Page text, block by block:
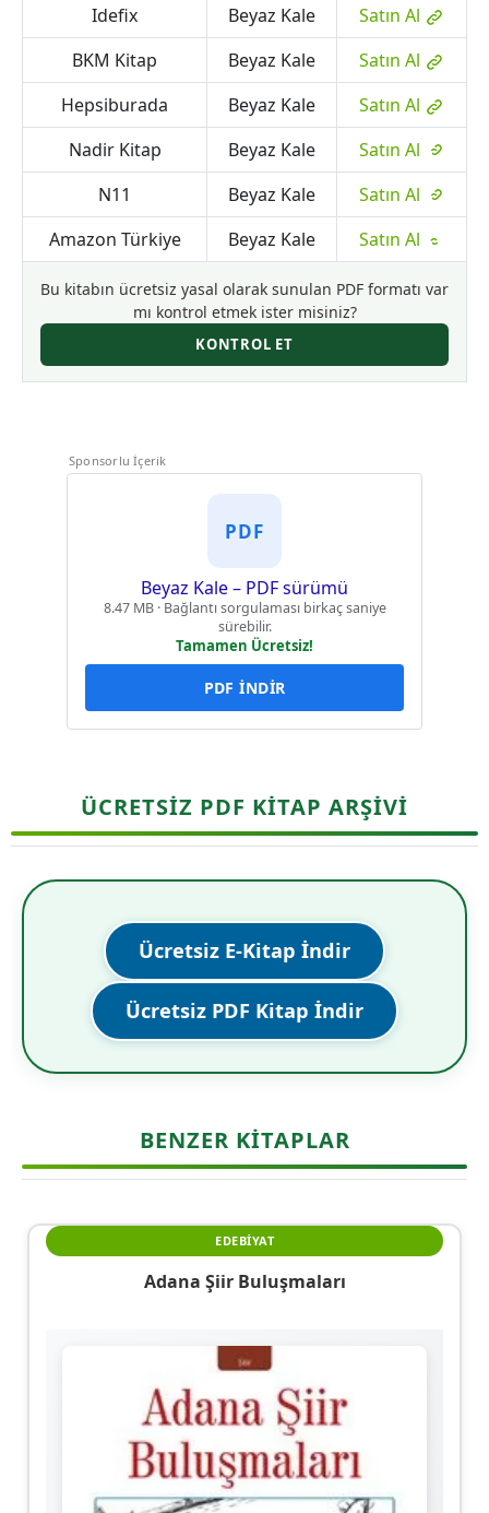
Idefix
Beyaz Kale
Satın Al
BKM Kitap
Beyaz Kale
Satın Al
Hepsiburada
Beyaz Kale
Satın Al
Nadir Kitap
Beyaz Kale
Satın Al
N11
Beyaz Kale
Satın Al
Amazon Türkiye
Beyaz Kale Satın Al
Bu kitabın ücretsiz yasal olarak sunulan PDF formatı var
mı kontrol etmek ister misiniz?
KONTROL ET
Sponsorlu İçerik
PDF
Beyaz Kale – PDF sürümü
8.47 MB · Bağlantı sorgulaması birkaç saniye
sürebilir.
Tamamen Ücretsiz!
PDF İNDİR
ÜCRETSİZ PDF KİTAP ARŞİVİ
Ücretsiz E-Kitap İndir
Ücretsiz PDF Kitap İndir
BENZER KITAPLAR
EDEBIYAT
Adana Şiir Buluşmaları